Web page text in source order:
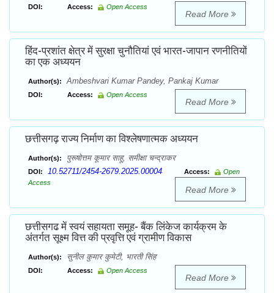
DOI: Access: Open Access
Read More
हिंद-प्रशांत क्षेत्र में सुरक्षा चुनौतियां एवं भारत-जापान रणनीतियों
का एक अध्ययन
Author(s): Ambeshvari Kumar Pandey, Pankaj Kumar
DOI: Access: Open Access
Read More
छत्तीसगढ़ राज्य निर्माण का विश्लेषणात्मक अध्ययन
Author(s): पुरूषोत्तम कूमार साहू, समीक्षा चन्द्राकर
DOI: 10.52711/2454-2679.2025.00004 Access:
Open
Access
Read More
छत्तीसगढ में स्वयं सहायता समूह- बैंक लिंकेज कार्यक्रम के
अंतर्गत सूक्ष्म वित्त की प्रवृत्ति एवं ग्रामीण विकास
Author(s): सुनील कुमार कुमेटी, भारती सिंह
DOI: Access: Open Access
Read More